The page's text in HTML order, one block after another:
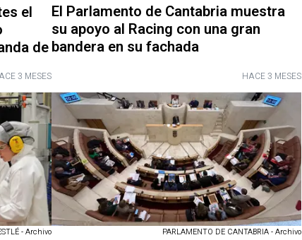
el
de
3 MESES
El Parlamento de Cantabria muestra
su apoyo al Racing con una gran
bandera en su fachada
HACE 3 MESES
- Archivo PARLAMENTO DE CANTABRIA - Archivo